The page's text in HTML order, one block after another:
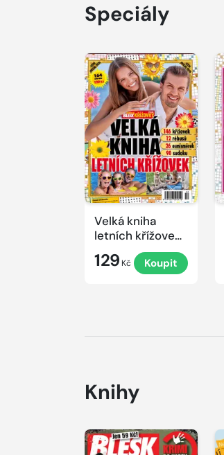
Speciály
Velká kniha
letních křížovek
129 Kč Koupit
Knihy